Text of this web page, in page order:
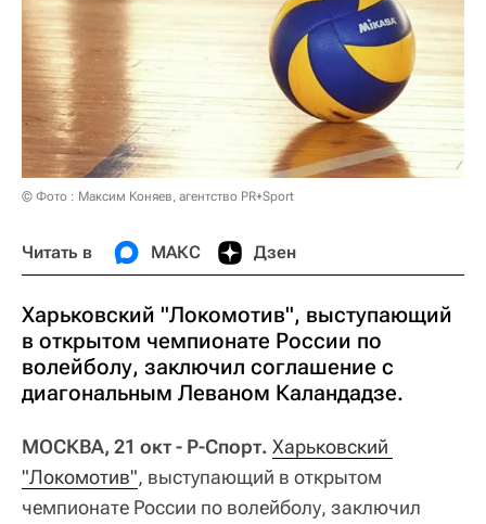
© Фото : Максим Коняев, агентство PR+Sport
Читать в МАКС Дзен
Харьковский "Локомотив", выступающий
в открытом чемпионате России по
волейболу, заключил соглашение с
диагональным Леваном Каландадзе.
МОСКВА, 21 окт - Р-Спорт. Харьковский
"Локомотив", выступающий в открытом
чемпионате России по волейболу, заключил